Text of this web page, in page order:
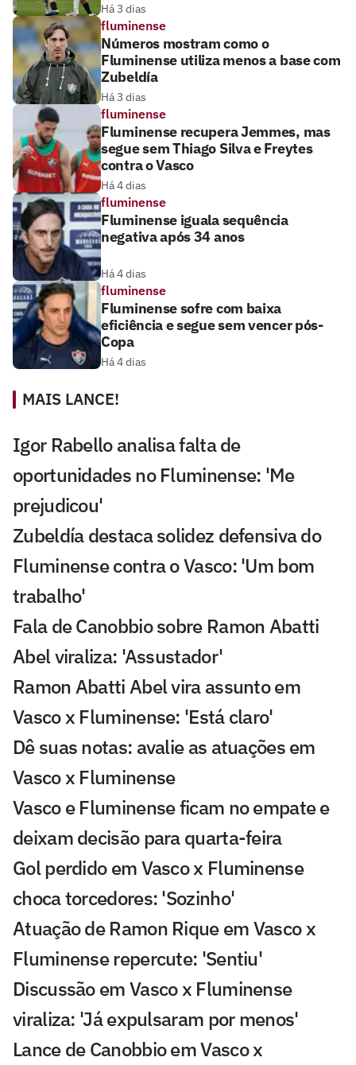
Há 3 dias
fluminense
Números mostram como o
Fluminense utiliza menos a base com
Zubeldía
Há 3 dias
fluminense
Fluminense recupera Jemmes, mas
segue sem Thiago Silva e Freytes
contra o Vasco
Há 4 dias
fluminense
Fluminense iguala sequência
negativa após 34 anos
Há 4 dias
fluminense
Fluminense sofre com baixa
eficiência e segue sem vencer pós-
Copa
Há 4 dias
MAIS LANCE!
Igor Rabello analisa falta de
oportunidades no Fluminense: 'Me
prejudicou'
Zubeldía destaca solidez defensiva do
Fluminense contra o Vasco: 'Um bom
trabalho'
Fala de Canobbio sobre Ramon Abatti
Abel viraliza: 'Assustador'
Ramon Abatti Abel vira assunto em
Vasco x Fluminense: 'Está claro'
Dê suas notas: avalie as atuações em
Vasco x Fluminense
Vasco e Fluminense ficam no empate e
deixam decisão para quarta-feira
Gol perdido em Vasco x Fluminense
choca torcedores: 'Sozinho'
Atuação de Ramon Rique em Vasco x
Fluminense repercute: 'Sentiu'
Discussão em Vasco x Fluminense
viraliza: 'Já expulsaram por menos'
Lance de Canobbio em Vasco x